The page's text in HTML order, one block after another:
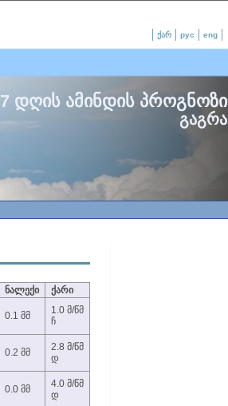
ქარ рус eng
7 დღის ამინდის პროგნოზი
გაგრა
ნალექი ქარი
0.1 მმ
1.0 მ/წმ
ჩ
0.2 მმ
2.8 მ/წმ
დ
0.0 მმ
4.0 მ/წმ
დ